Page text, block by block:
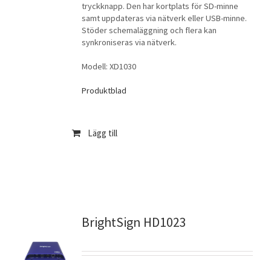
tryckknapp. Den har kortplats för SD-minne
samt uppdateras via nätverk eller USB-minne.
Stöder schemaläggning och flera kan
synkroniseras via nätverk.
Modell: XD1030
Produktblad
Lägg till
BrightSign HD1023